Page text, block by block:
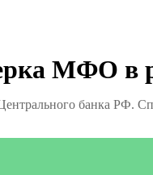
МФО в
банка РФ.